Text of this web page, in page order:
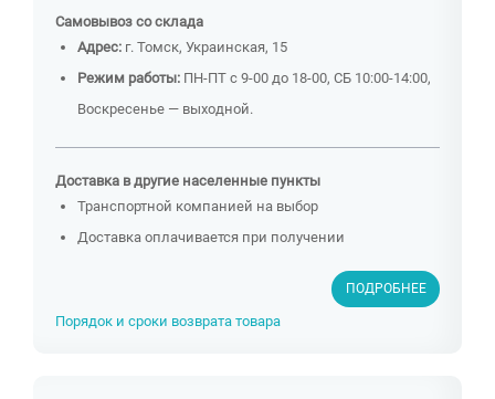
Самовывоз со склада
Адрес: г. Томск, Украинская, 15
Режим работы: ПН-ПТ с 9-00 до 18-00, СБ 10:00-14:00,
Воскресенье — выходной.
Доставка в другие населенные пункты
Транспортной компанией на выбор
Доставка оплачивается при получении
ПОДРОБНЕЕ
Порядок и сроки возврата товара